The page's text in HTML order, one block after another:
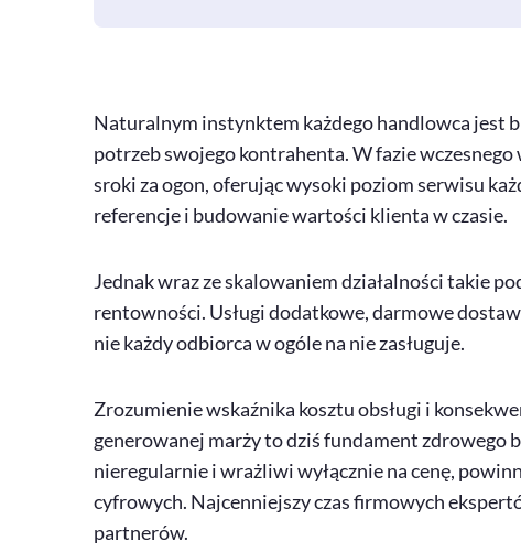
Naturalnym instynktem każdego handlowca jest
potrzeb swojego kontrahenta. W fazie
sroki za ogon, oferując wysoki poziom serwisu
referencje i budowanie wartości klienta w czasie.
Jednak wraz ze skalowaniem działalności takie
rentowności. Usługi dodatkowe, darmowe
nie każdy odbiorca w ogóle na nie zasługuje.
Zrozumienie wskaźnika kosztu obsługi i
generowanej marży to dziś fundament zdrowego
nieregularnie i wrażliwi wyłącznie na cenę,
cyfrowych. Najcenniejszy czas firmowych
partnerów.